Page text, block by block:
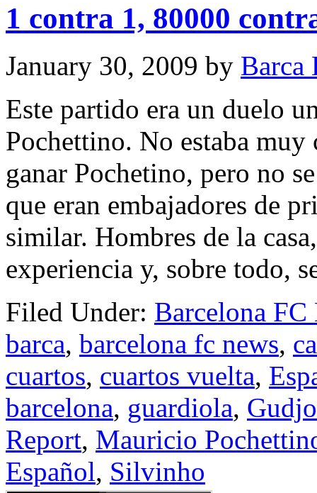
1 contra 1, 80000
January 30, 2009 by Barca
Este partido era un duelo
Pochettino. No estaba
ganar Pochetino, pero no
que eran embajadores de
similar. Hombres de la
experiencia y, sobre todo,
Filed Under: Barcelona FC
barca, barcelona fc news,
cuartos, cuartos vuelta,
barcelona, guardiola,
Report, Mauricio
Español, Silvinho